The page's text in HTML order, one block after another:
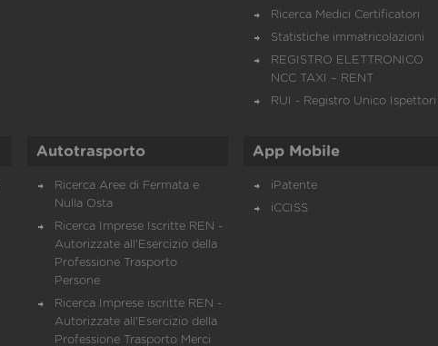
Ricerca Medici Certificatori
Statistiche immatricolazioni
REGISTRO ELETTRONICO
NCC TAXI – RENT
RUI - Registro Unico Ispettori
Autotrasporto
Ricerca Aree di Fermata e
Nulla Osta
Ricerca Imprese Iscritte REN -
Autorizzate all'Esercizio della
Professione Trasporto
Persone
Ricerca Imprese iscritte REN -
Autorizzate all'Esercizio della
Professione Trasporto Merci
App Mobile
iPatente
iCCISS